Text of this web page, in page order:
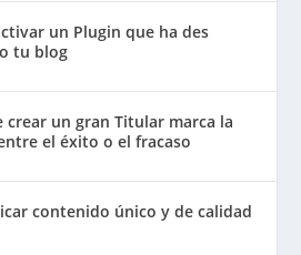
un Plugin que ha des
tu blog
crear un gran Titular marca la
el éxito o el fracaso
contenido único y de calidad